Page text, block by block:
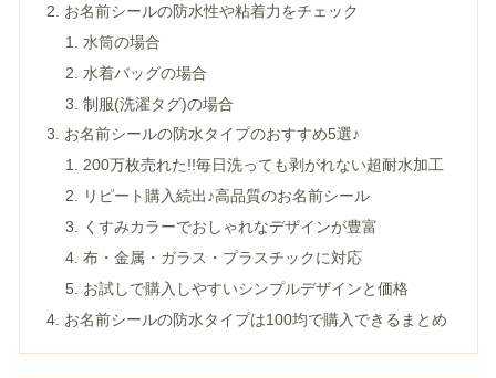
お名前シールの防水性や粘着力をチェック
水筒の場合
水着バッグの場合
制服(洗濯タグ)の場合
お名前シールの防水タイプのおすすめ5選♪
200万枚売れた!!毎日洗っても剥がれない超耐水加工
リピート購入続出♪高品質のお名前シール
くすみカラーでおしゃれなデザインが豊富
布・金属・ガラス・プラスチックに対応
お試しで購入しやすいシンプルデザインと価格
お名前シールの防水タイプは100均で購入できるまとめ